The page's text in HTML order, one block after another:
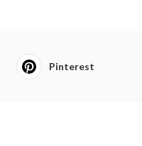
Pinterest